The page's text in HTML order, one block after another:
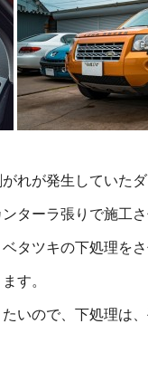
れが発生していた
ターラ張りで施工
タツキの下処理をさ
す。
いので、下処理は